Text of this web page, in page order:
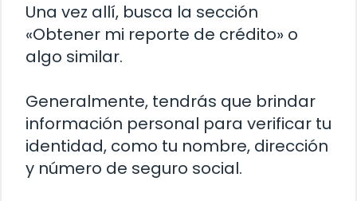
Una vez allí, busca la sección
«Obtener mi reporte de crédito» o
algo similar.
Generalmente, tendrás que brindar
información personal para verificar tu
identidad, como tu nombre, dirección
y número de seguro social.